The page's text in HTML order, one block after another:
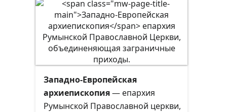
искать помощь в Западной
Европе.
Западно-Европейская
архиепископия— епархия
Румынской Православной церкви,